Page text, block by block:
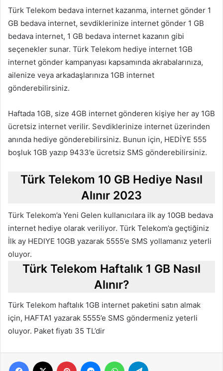
Türk Telekom bedava internet kazanma, internet gönder 1
GB bedava internet, sevdiklerinize internet gönder 1 GB
bedava internet, 1 GB bedava internet kazanın gibi
seçenekler sunar. Türk Telekom hediye internet 1GB
internet gönder kampanyası kapsamında akrabalarınıza,
ailenize veya arkadaşlarınıza 1GB internet
gönderebilirsiniz.
Haftada 1GB, size 4GB internet gönderen kişiye her ay 1GB
ücretsiz internet verilir. Sevdiklerinize internet üzerinden
anında hediye gönderebilirsiniz. Bunun için, HEDİYE 555
boşluk 1GB yazıp 9433’e ücretsiz SMS gönderebilirsiniz.
Türk Telekom 10 GB Hediye Nasıl
Alınır 2023
Türk Telekom’a Yeni Gelen kullanıcılara ilk ay 10GB bedava
internet hediye olarak veriliyor. Türk Telekom’a geçtiğiniz
İlk ay HEDIYE 10GB yazarak 5555’e SMS yollamanız yeterli
oluyor.
Türk Telekom Haftalık 1 GB Nasıl
Alınır?
Türk Telekom haftalık 1GB internet paketini satın almak
için, HAFTA1 yazarak 5555’e SMS göndermeniz yeterli
oluyor. Paket fiyatı 35 TL’dir
Facebook Pinterest MessengerWhatsApp